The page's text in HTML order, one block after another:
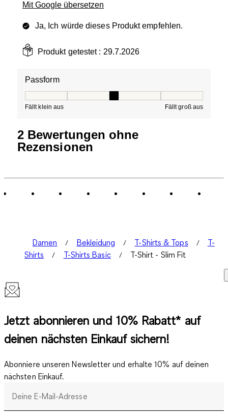
Mit Google übersetzen
Ja, Ich würde dieses Produkt empfehlen.
Produkt getestet : 29.7.2026
Passform
Fällt klein aus Fällt groß aus
2 Bewertungen ohne
Rezensionen
Damen Bekleidung T-Shirts & Tops
T-
Shirts
T-Shirts Basic T-Shirt - Slim Fit
Jetzt abonnieren und 10% Rabatt* auf
deinen nächsten Einkauf sichern!
Abonniere unseren Newsletter und erhalte 10% auf deinen
nächsten Einkauf.
Deine E-Mail-Adresse